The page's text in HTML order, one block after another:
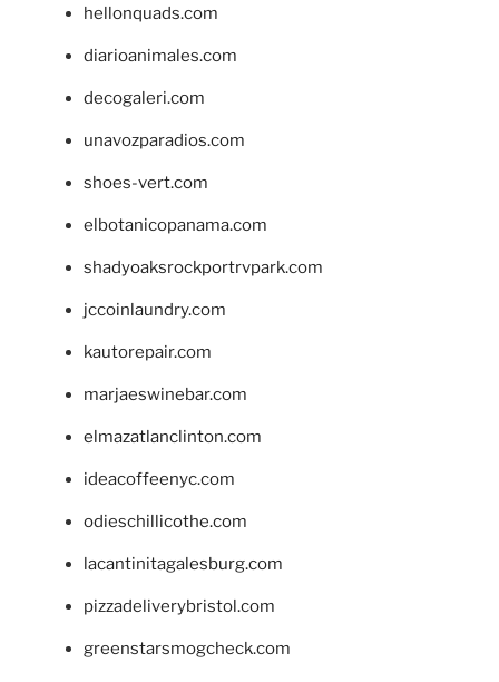
hellonquads.com
diarioanimales.com
decogaleri.com
unavozparadios.com
shoes-vert.com
elbotanicopanama.com
shadyoaksrockportrvpark.com
jccoinlaundry.com
kautorepair.com
marjaeswinebar.com
elmazatlanclinton.com
ideacoffeenyc.com
odieschillicothe.com
lacantinitagalesburg.com
pizzadeliverybristol.com
greenstarsmogcheck.com